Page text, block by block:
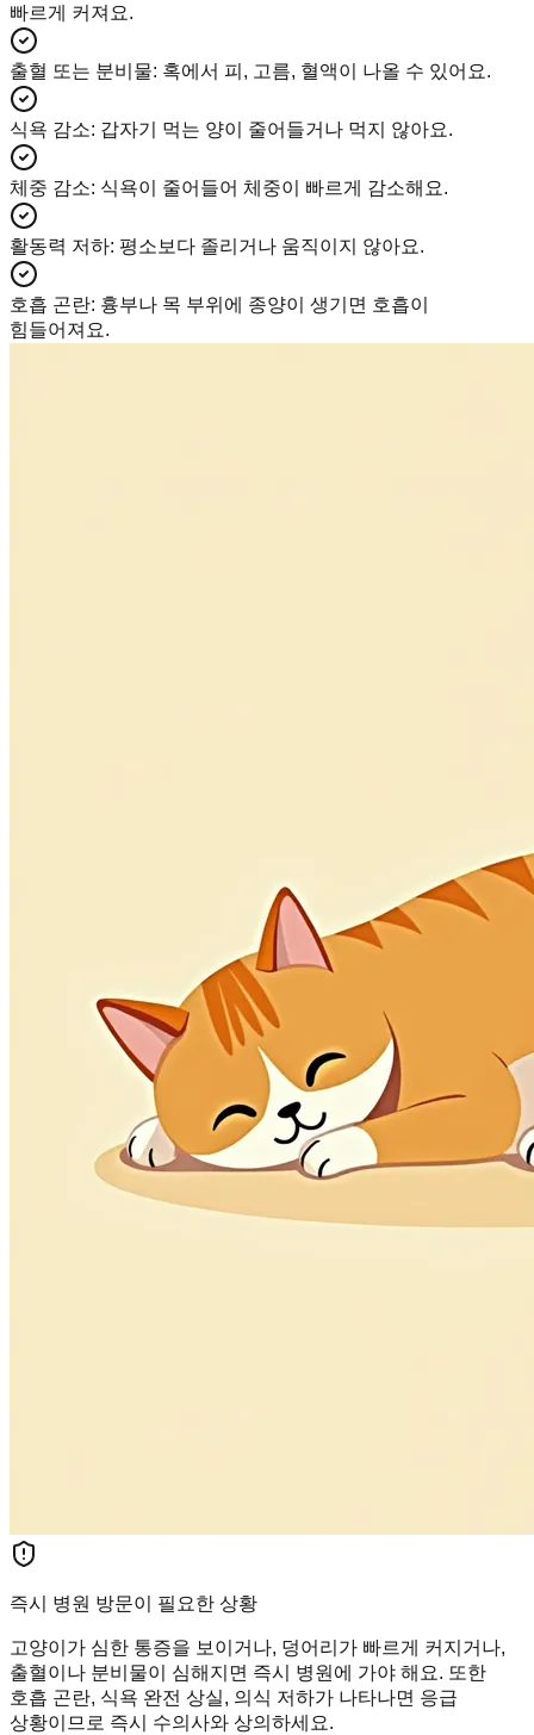
빠르게 커져요.
출혈 또는 분비물: 혹에서 피, 고름, 혈액이 나올 수 있어요.
식욕 감소: 갑자기 먹는 양이 줄어들거나 먹지 않아요.
체중 감소: 식욕이 줄어들어 체중이 빠르게 감소해요.
활동력 저하: 평소보다 졸리거나 움직이지 않아요.
호흡 곤란: 흉부나 목 부위에 종양이 생기면 호흡이
힘들어져요.
즉시 병원 방문이 필요한 상황
고양이가 심한 통증을 보이거나, 덩어리가 빠르게 커지거나,
출혈이나 분비물이 심해지면 즉시 병원에 가야 해요. 또한
호흡 곤란, 식욕 완전 상실, 의식 저하가 나타나면 응급
상황이므로 즉시 수의사와 상의하세요.